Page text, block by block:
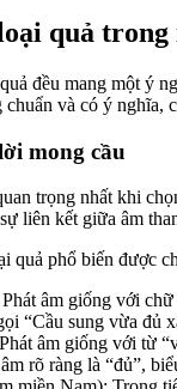
quả trong
đều mang một ý
và có ý nghĩa,
mong cầu
trọng nhất khi
liên kết giữa âm
quả phổ biến được
Phát âm giống với
“Cầu sung vừa đủ
Phát âm giống với từ
rõ ràng là “đủ”,